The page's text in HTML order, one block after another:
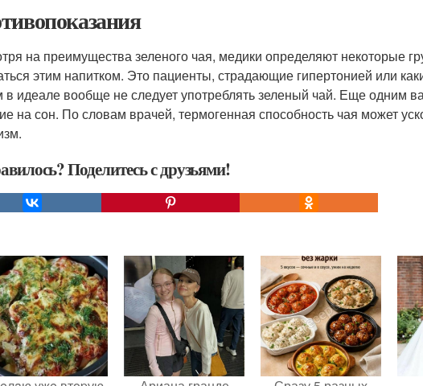
на преимущества зеленого чая, медики определяют некоторые
этим напитком. Это пациенты, страдающие гипертонией или
идеале вообще не следует употреблять зеленый чай. Еще одним
на сон. По словам врачей, термогенная способность чая может
Поделитесь с друзьями!